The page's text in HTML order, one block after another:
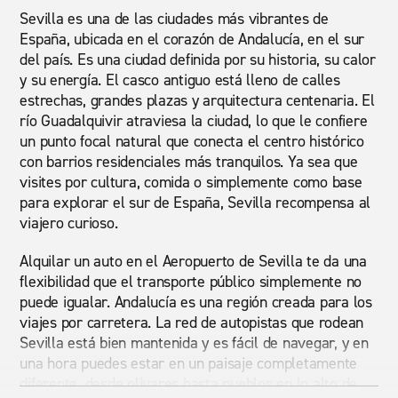
Sevilla es una de las ciudades más vibrantes de
España, ubicada en el corazón de Andalucía, en el sur
del país. Es una ciudad definida por su historia, su calor
y su energía. El casco antiguo está lleno de calles
estrechas, grandes plazas y arquitectura centenaria. El
río Guadalquivir atraviesa la ciudad, lo que le confiere
un punto focal natural que conecta el centro histórico
con barrios residenciales más tranquilos. Ya sea que
visites por cultura, comida o simplemente como base
para explorar el sur de España, Sevilla recompensa al
viajero curioso.
Alquilar un auto en el Aeropuerto de Sevilla te da una
flexibilidad que el transporte público simplemente no
puede igualar. Andalucía es una región creada para los
viajes por carretera. La red de autopistas que rodean
Sevilla está bien mantenida y es fácil de navegar, y en
una hora puedes estar en un paisaje completamente
diferente, desde olivares hasta pueblos en lo alto de